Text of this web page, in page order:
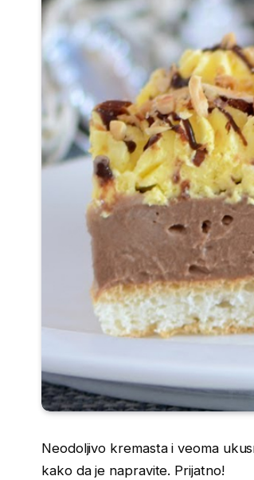
Neodoljivo kremasta i veoma
kako da je napravite. Prijatno!